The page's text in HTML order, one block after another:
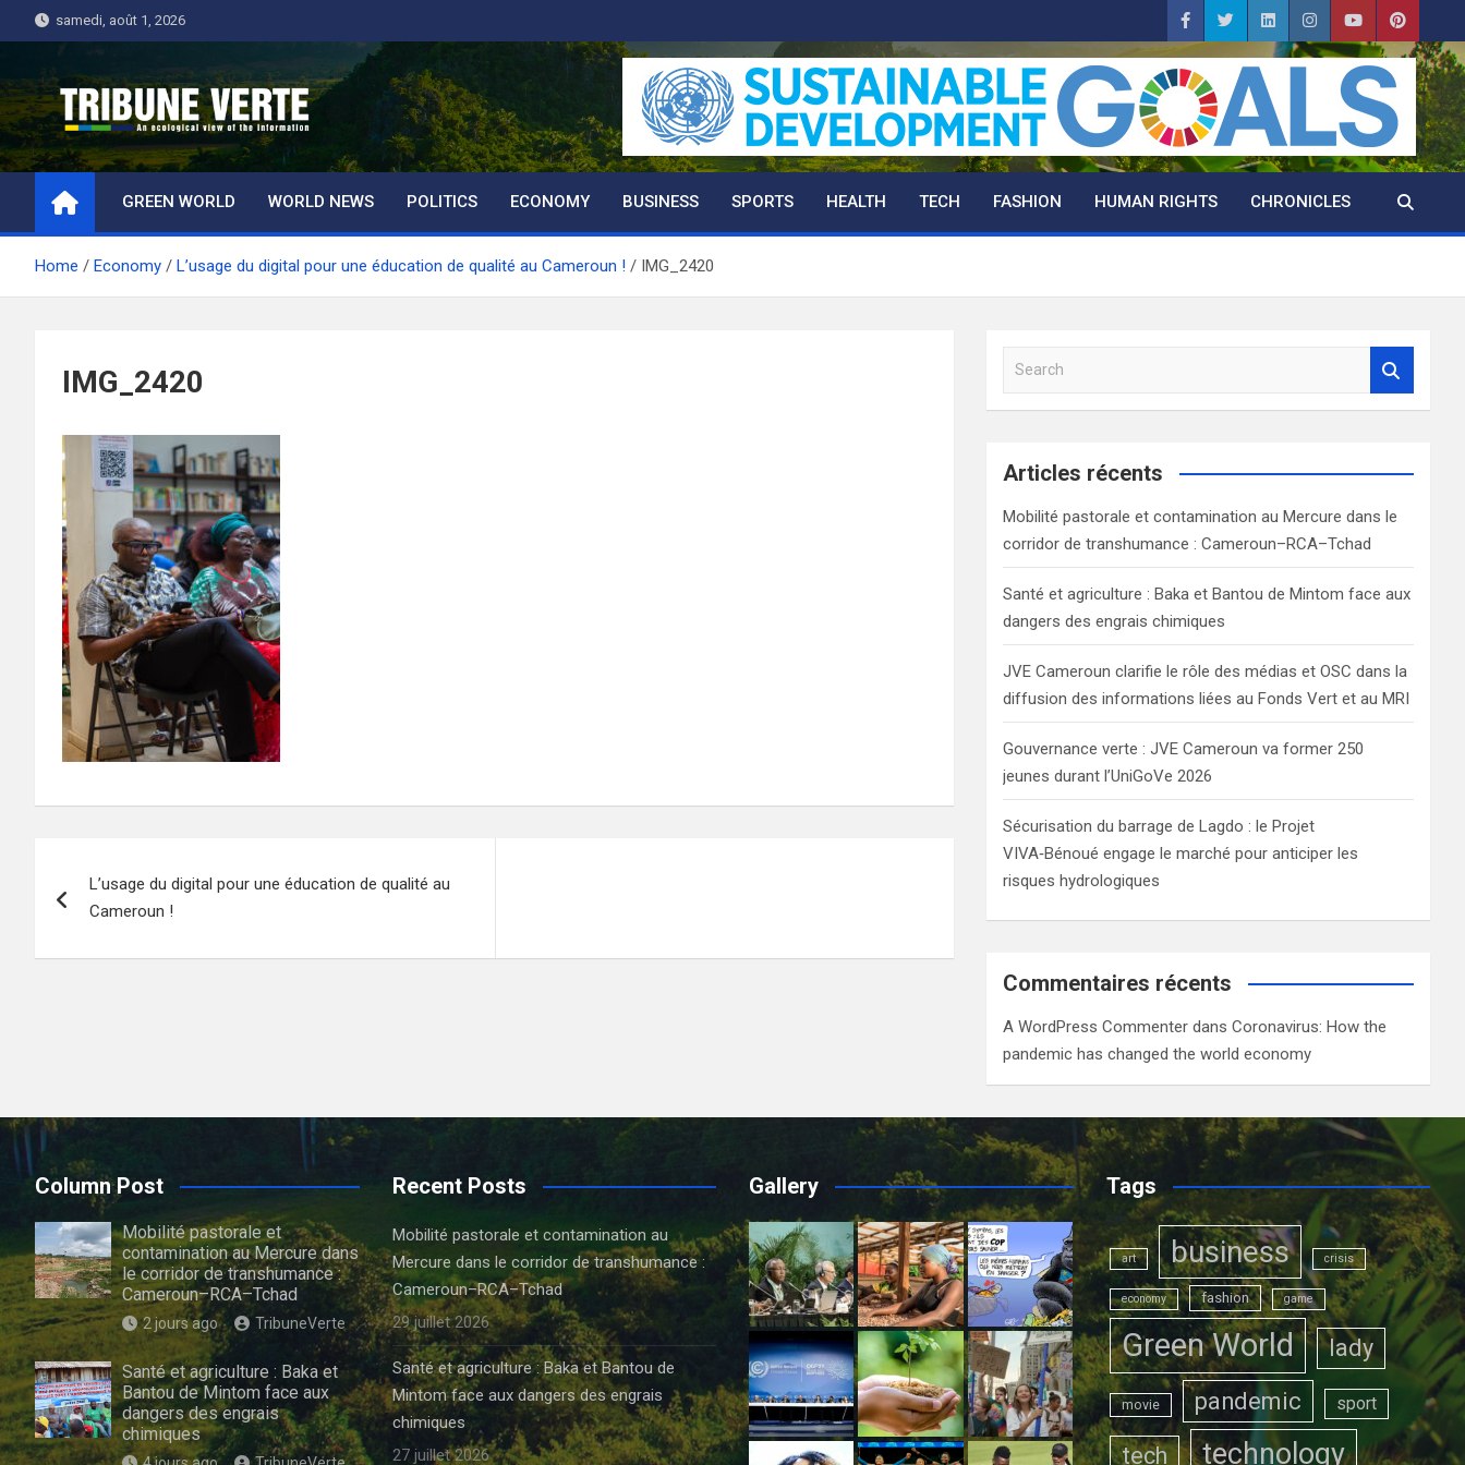
to
samedi, août 1, 2026
Tribune Verte
Un regard écologique de l'information
GREEN WORLD WORLD NEWS POLITICS ECONOMY BUSINESS SPORTS HEALTH TECH FASHION HUMAN RIGHTS CHRONICLES
Home Economy L’usage du digital pour une éducation de qualité au Cameroun ! IMG_2420
IMG_2420
de
l’article
L’usage du digital pour une éducation de qualité au
Cameroun !
a
c
Articles récents
Mobilité pastorale et contamination au Mercure dans le
corridor de transhumance : Cameroun–RCA–Tchad
Santé et agriculture : Baka et Bantou de Mintom face aux
dangers des engrais chimiques
JVE Cameroun clarifie le rôle des médias et OSC dans la
diffusion des informations liées au Fonds Vert et au MRI
Gouvernance verte : JVE Cameroun va former 250
jeunes durant l’UniGoVe 2026
Sécurisation du barrage de Lagdo : le Projet
VIVA‑Bénoué engage le marché pour anticiper les
risques hydrologiques
Commentaires récents
A WordPress Commenter dansCoronavirus: How the
pandemic has changed the world economy
Column Post
Mobilité pastorale et
contamination au Mercure dans
le corridor de transhumance :
Cameroun–RCA–Tchad
2 jours ago TribuneVerte
Santé et agriculture : Baka et
Bantou de Mintom face aux
dangers des engrais
chimiques
Recent Posts
Mobilité pastorale et contamination au
Mercure dans le corridor de transhumance :
Cameroun–RCA–Tchad
29 juillet 2026
Santé et agriculture : Baka et Bantou de
Mintom face aux dangers des engrais
chimiques
27 juillet 2026
Gallery Tags
art business crisis
economy fashion game
Green World lady
movie pandemic sport
tech technology